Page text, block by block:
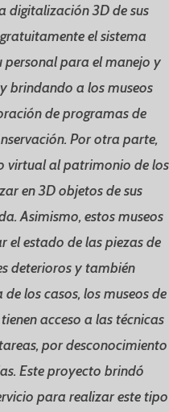
digitalización 3D de sus
el sistema
para el manejo y
brindando a los museos
de programas de
Por otra parte,
virtual al patrimonio de los
en 3D objetos de sus
Asimismo, estos museos
el estado de las piezas de
deterioros y también
los casos, los museos de
acceso a las técnicas
por desconocimiento
Este proyecto brindó
para realizar este tipo